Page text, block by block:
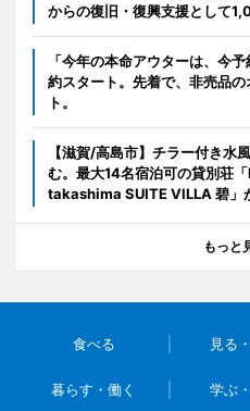
からの復旧・復興支援として
「今年の本命アウターは、今
約スタート。先着で、非売品
ト。
【滋賀/高島市】チラー付き水
む。最大14名宿泊可の貸別荘
takashima SUITE VILLA 碧」
もっと
食べる 見る
暮らす・働く 学ぶ